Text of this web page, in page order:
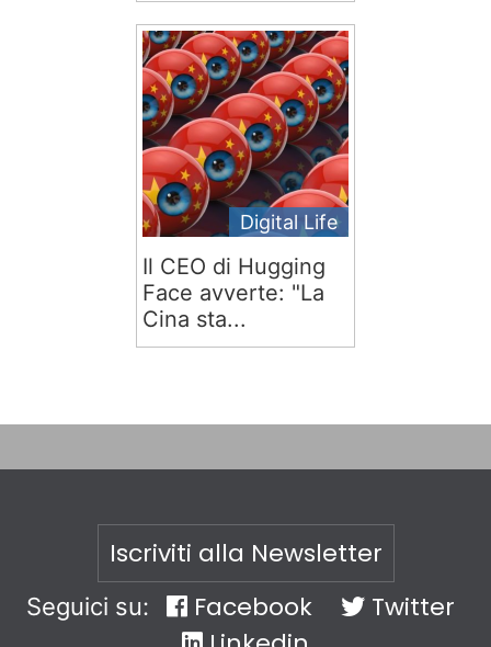
Digital Life
Il CEO di Hugging
Face avverte: "La
Cina sta...
Iscriviti alla Newsletter
Seguici su: Facebook
Twitter